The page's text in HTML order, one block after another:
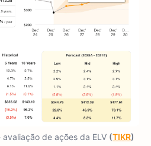
de ações da ELV (TIKR)